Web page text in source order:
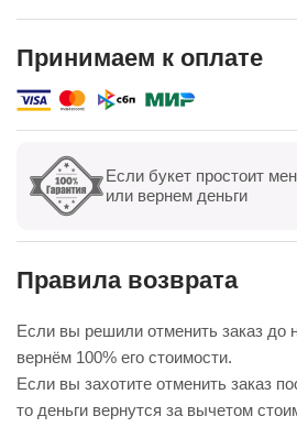
городе, заказываю через
доставка. Огромное спасибо за
Показать все
Принимаем к оплате
Если букет простоит
или вернем деньги
Правила возврата
Если вы решили отменить заказ до
вернём 100% его стоимости.
Если вы захотите отменить заказ
то деньги вернутся за вычетом